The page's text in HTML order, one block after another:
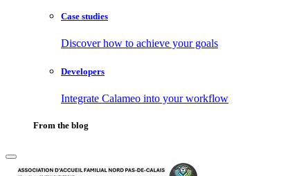
Case studies
Discover how to achieve your goals
Developers
Integrate Calameo into your workflow
From the blog